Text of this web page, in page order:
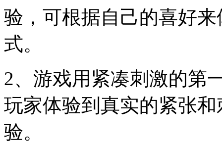
验，可根据自己的喜好
式。
2、游戏用紧凑刺激的第
玩家体验到真实的紧张
验。